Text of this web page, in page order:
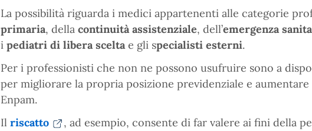
La possibilità riguarda i medici appartenenti alle categorie
primaria, della continuità assistenziale, dell’emergenza
i pediatri di libera sceltae gli specialisti esterni.
Per i professionisti che non ne possono usufruire sono a
per migliorare la propria posizione previdenziale e aumentare
Enpam.
Il riscatto
, ad esempio, consente di far valere ai fini della